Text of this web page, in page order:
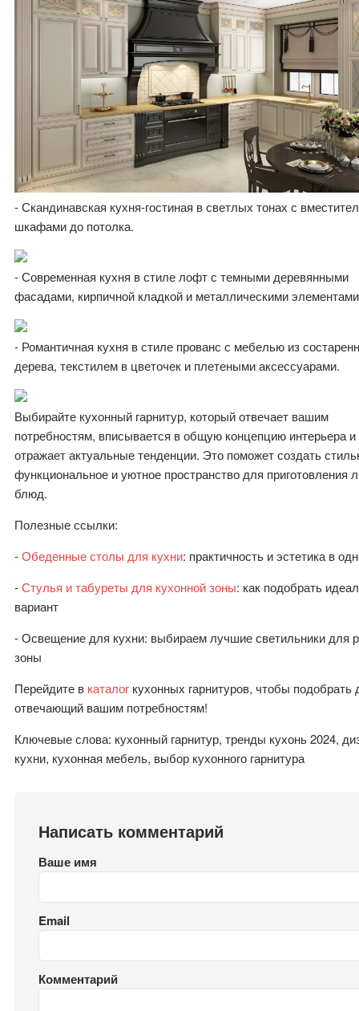
- Скандинавская кухня-гостиная в светлых тонах с
шкафами до потолка.
- Современная кухня в стиле лофт с темными деревянными
фасадами, кирпичной кладкой и металлическими
- Романтичная кухня в стиле прованс с мебелью из
дерева, текстилем в цветочек и плетеными аксессуарами.
Выбирайте кухонный гарнитур, который отвечает вашим
потребностям, вписывается в общую концепцию интерьера и
отражает актуальные тенденции. Это поможет создать
функциональное и уютное пространство для приготовления
блюд.
Полезные ссылки:
-Обеденные столы для кухни: практичность и эстетика в
-Стулья и табуреты для кухонной зоны: как подобрать
вариант
- Освещение для кухни: выбираем лучшие светильники для
зоны
Перейдите в каталог кухонных гарнитуров, чтобы подобрать
отвечающий вашим потребностям!
Ключевые слова: кухонный гарнитур, тренды кухонь 2024,
кухни, кухонная мебель, выбор кухонного гарнитура
Написать комментарий
Ваше имя
Email
Комментарий